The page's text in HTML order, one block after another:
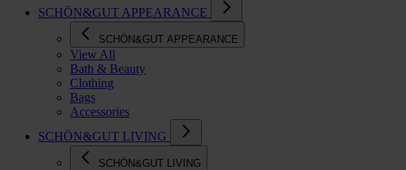
SCHÖN&GUT APPEARANCE
SCHÖN&GUT APPEARANCE
View All
Bath & Beauty
Clothing
Bags
Accessories
SCHÖN&GUT LIVING
SCHÖN&GUT LIVING